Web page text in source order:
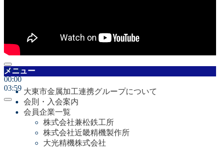
00:00
00:00
03:59
メニュー
大東市金属加工連携グループについて
会則・入会案内
会員企業一覧
株式会社兼松鉄工所
株式会社近畿精機製作所
大光精機株式会社